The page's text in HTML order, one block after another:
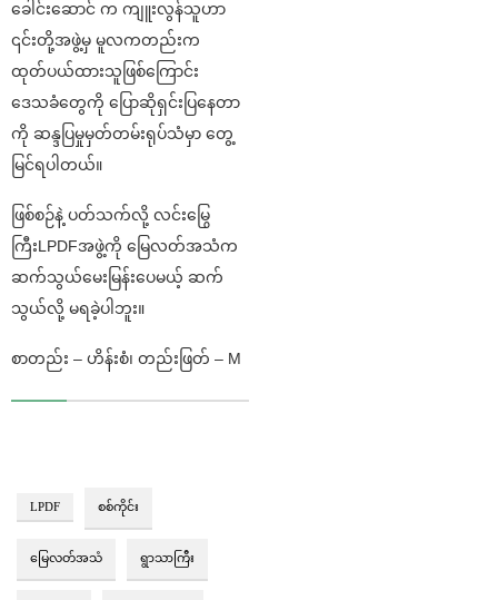
ခေါင်းဆောင် က ကျူးလွန်သူဟာ
၎င်းတို့အဖွဲ့မှ မူလကတည်းက
ထုတ်ပယ်ထားသူဖြစ်ကြောင်း
ဒေသခံတွေကို ပြောဆိုရှင်းပြနေတာ
ကို ဆန္ဒပြမှုမှတ်တမ်းရုပ်သံမှာ တွေ့
မြင်ရပါတယ်။
ဖြစ်စဉ်နဲ့ ပတ်သက်လို့ လင်းမြွေ
ကြီးLPDFအဖွဲ့ကို မြေလတ်အသံက
ဆက်သွယ်မေးမြန်းပေမယ့် ဆက်
သွယ်လို့ မရခဲ့ပါဘူး။
စာတည်း – ဟိန်းစံ၊ တည်းဖြတ် – M
LPDF စစ်ကိုင်း
မြေလတ်အသံ ရွာသာကြီး